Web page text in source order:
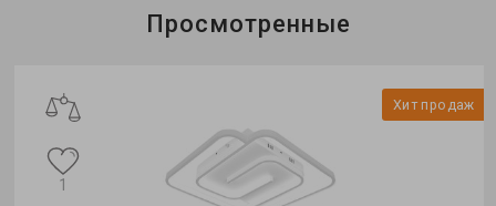
Просмотренные
Хит продаж
1